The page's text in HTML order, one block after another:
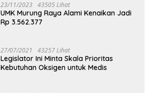
23/11/2023 43505 Lihat
UMK Murung Raya Alami Kenaikan Jadi
Rp 3.562.377
27/07/2021 43257 Lihat
Legislator Ini Minta Skala Prioritas
Kebutuhan Oksigen untuk Medis